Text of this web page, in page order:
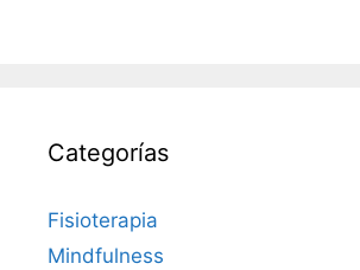
Categorías
Fisioterapia
Mindfulness